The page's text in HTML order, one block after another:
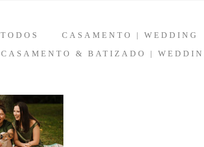
TODOS CASAMENTO | WEDDING
CASAMENTO & BATIZADO |